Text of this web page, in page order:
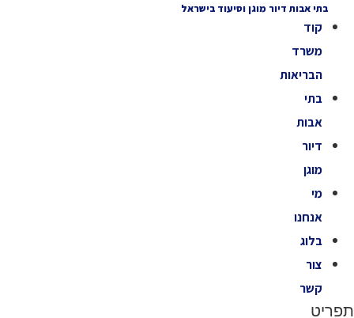
בתי אבות דיור מוגן וסיעוד בישראל
קוד
משרד
הבריאות
בתי
אבות
דיור
מוגן
מי
אנחנו
בלוג
צור
קשר
תפריט